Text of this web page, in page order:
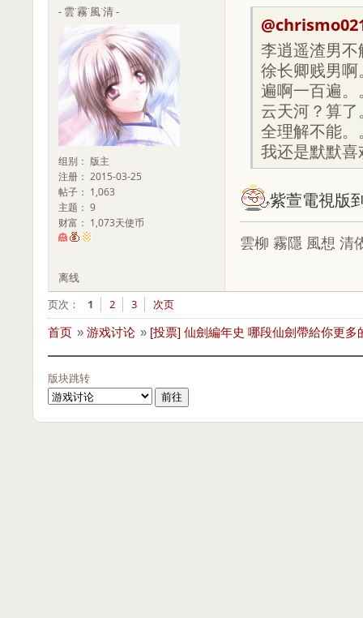
- 雲˙霧˙風˙清 -
组别： 版主
注册： 2015-03-25
帖子： 1,063
主题： 9
财富： 1,073天使币
李逍遥渣男
徐长卿贱男
遍啊一百遍。
云天河？算
全理解不能。
我还是默默
紫萱電視版
雲柳 霧隱 風想 清
离线
页次：
1 2 3 次页
首页 » 游戏讨论 » [投票] 仙劍編年史 哪段仙劍帶給你更多
版块跳转